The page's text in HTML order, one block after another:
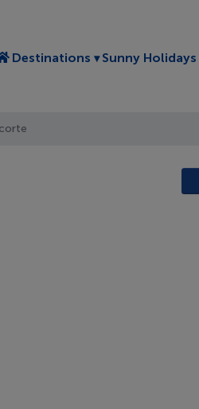
Destinations Toggle submenu
Sunny Holidays